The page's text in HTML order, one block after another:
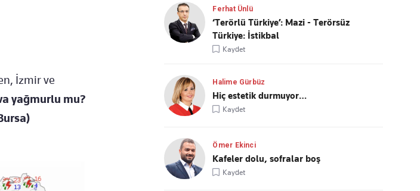
İzmir ve
yağmurlu mu?
Ferhat Ünlü
‘Terörlü Türkiye’: Mazi - Terörsüz
Türkiye: İstikbal
Kaydet
Halime Gürbüz
Hiç estetik durmuyor…
Kaydet
Ömer Ekinci
Kafeler dolu, sofralar boş
Kaydet